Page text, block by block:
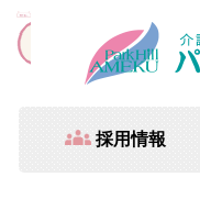
採用情報